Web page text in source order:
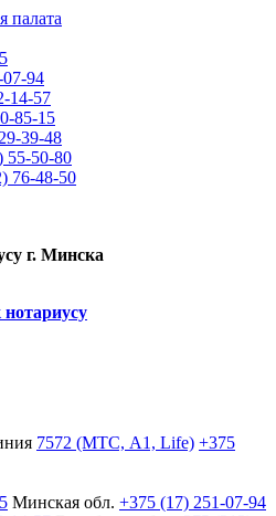
94
14-57
85-15
39-48
55-50-80
76-48-50
г. Минска
7572 (МТС, A1, Life) +375
Минская обл. +375 (17) 251-07-94